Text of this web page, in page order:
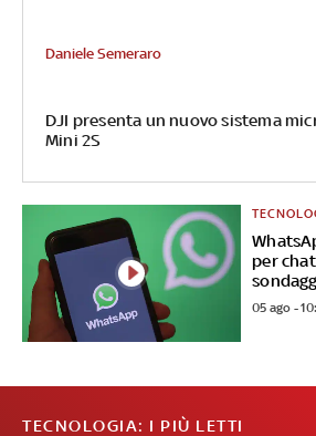
DJI presenta un nuovo sistema
Mini 2S
Daniele Semeraro
per
05 ago -
TECNOLOGIA: I PIÙ LETTI